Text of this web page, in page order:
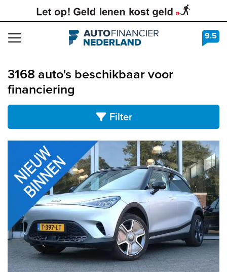
Navigation 9.5
3168 auto's beschikbaar voor
financiering
Filter